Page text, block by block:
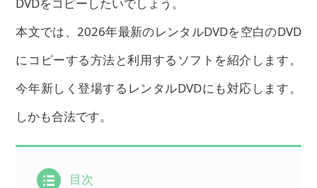
本文では、2026年最新のレンタルDVDを空白のDVD
にコピーする方法と利用するソフトを紹介します。
今年新しく登場するレンタルDVDにも対応します。
しかも合法です。
目次